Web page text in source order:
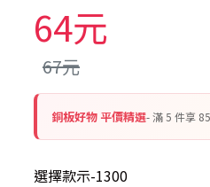
64元
67元
銅板好物 平價精選- 滿 5 件享
選擇款示-1300